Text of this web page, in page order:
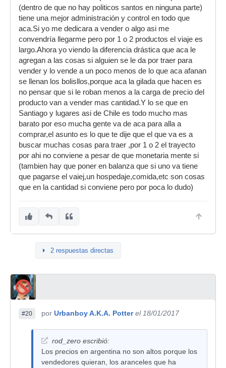
(dentro de que no hay politicos santos en ninguna parte)
tiene una mejor administración y control en todo que
aca.Si yo me dedicara a vender o algo asi me
convendría llegarme pero por 1 o 2 productos el viaje es
largo.Ahora yo viendo la diferencia drástica que aca le
agregan a las cosas si alguien se le da por traer para
vender y lo vende a un poco menos de lo que aca afanan
se llenan los bolisllos,porque aca la gilada que hacen es
no pensar que si le roban menos a la carga de precio del
producto van a vender mas cantidad.Y lo se que en
Santiago y lugares asi de Chile es todo mucho mas
barato por eso mucha gente va de aca para alla a
comprar,el asunto es lo que te dije que el que va es a
buscar muchas cosas para traer ,por 1 o 2 el trayecto
por ahi no conviene a pesar de que monetaria mente si
(tambien hay que poner en balanza que si uno va tiene
que pagarse el vaiej,un hospedaje,comida,etc son cosas
que en la cantidad si conviene pero por poca lo dudo)
2 respuestas directas
#20 por Urbanboy A.K.A. Potter el 18/01/2017
rod_zero escribió:
Los precios en argentina no son altos porque los
vendedores quieran, los aranceles que ha